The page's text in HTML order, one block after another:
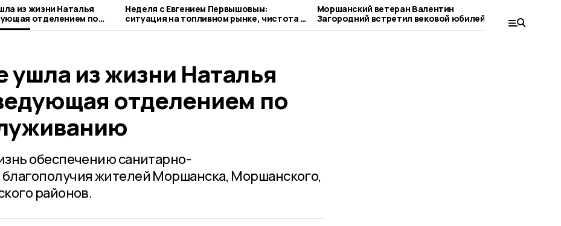
из жизни Наталья
отделением по
Неделя с Евгением Первышовым:
ситуация на топливном рынке, чистота в
городе и приоритеты образования
Моршанский ветеран Валентин
Загородний встретил вековой юбилей
наблюдал
из жизни Наталья
отделением по
обеспечению санитарно-
жителей Моршанска, Моршанского,
районов.